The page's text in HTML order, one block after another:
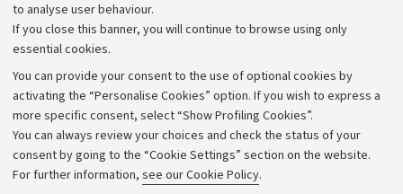
to analyse user behaviour.
If you close this banner, you will continue to browse using only
essential cookies.
You can provide your consent to the use of optional cookies by
activating the “Personalise Cookies” option. If you wish to express a
more specific consent, select “Show Profiling Cookies”.
You can always review your choices and check the status of your
consent by going to the “Cookie Settings” section on the website.
For further information, see our Cookie Policy.
University budgets
Calls and competitions
Transparent administration
Appeals lodged
Merchandising - UniboStore